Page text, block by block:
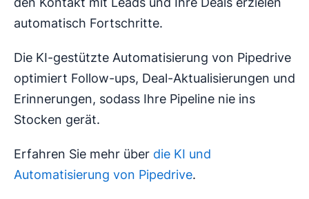
automatisch Fortschritte.
Die KI-gestützte Automatisierung von Pipedrive
optimiert Follow-ups, Deal-Aktualisierungen und
Erinnerungen, sodass Ihre Pipeline nie ins
Stocken gerät.
Erfahren Sie mehr über die KI und
Automatisierung von Pipedrive.